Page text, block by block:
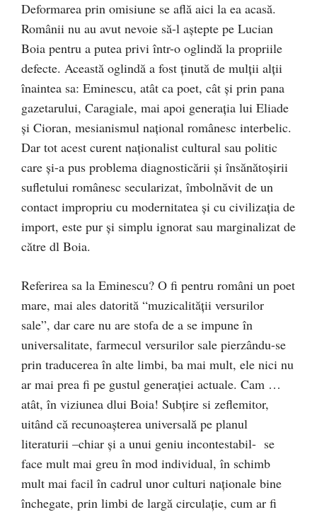
Deformarea prin omisiune se află aici la ea acasă.
Românii nu au avut nevoie să-l aştepte pe Lucian
Boia pentru a putea privi într-o oglindă la propriile
defecte. Această oglindă a fost ţinută de mulţii alţii
înaintea sa: Eminescu, atât ca poet, cât şi prin pana
gazetarului, Caragiale, mai apoi generaţia lui Eliade
şi Cioran, mesianismul naţional românesc interbelic.
Dar tot acest curent naţionalist cultural sau politic
care şi-a pus problema diagnosticării şi însănătoşirii
sufletului românesc secularizat, îmbolnăvit de un
contact impropriu cu modernitatea şi cu civilizaţia de
import, este pur şi simplu ignorat sau marginalizat de
către dl Boia.
Referirea sa la Eminescu? O fi pentru români un poet
mare, mai ales datorită “muzicalităţii versurilor
sale”, dar care nu are stofa de a se impune în
universalitate, farmecul versurilor sale pierzându-se
prin traducerea în alte limbi, ba mai mult, ele nici nu
ar mai prea fi pe gustul generaţiei actuale. Cam …
atât, în viziunea dlui Boia! Subţire si zeflemitor,
uitând că recunoaşterea universală pe planul
literaturii –chiar şi a unui geniu incontestabil- se
face mult mai greu în mod individual, în schimb
mult mai facil în cadrul unor culturi naţionale bine
închegate, prin limbi de largă circulaţie, cum ar fi